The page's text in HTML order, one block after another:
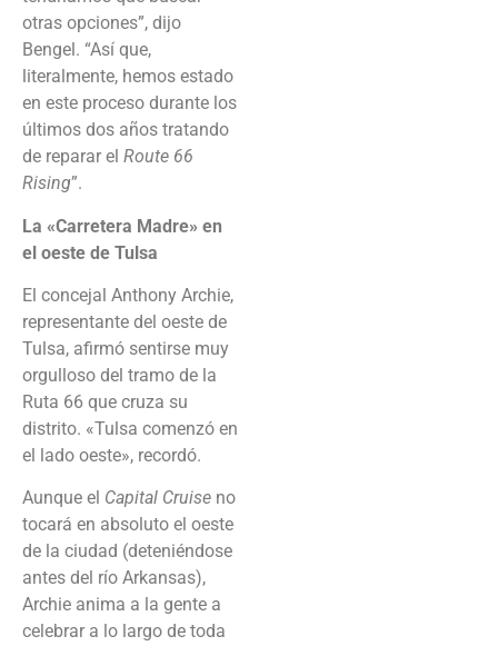
otras opciones”, dijo
Bengel. “Así que,
literalmente, hemos estado
en este proceso durante los
últimos dos años tratando
de reparar el Route 66
Rising”.
La «Carretera Madre» en
el oeste de Tulsa
El concejal Anthony Archie,
representante del oeste de
Tulsa, afirmó sentirse muy
orgulloso del tramo de la
Ruta 66 que cruza su
distrito. «Tulsa comenzó en
el lado oeste», recordó.
Aunque el Capital Cruise no
tocará en absoluto el oeste
de la ciudad (deteniéndose
antes del río Arkansas),
Archie anima a la gente a
celebrar a lo largo de toda